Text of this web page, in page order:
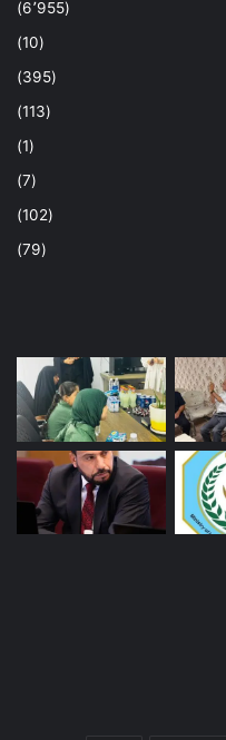
(6٬955)
(10)
(395)
(113)
(1)
(7)
(102)
(79)